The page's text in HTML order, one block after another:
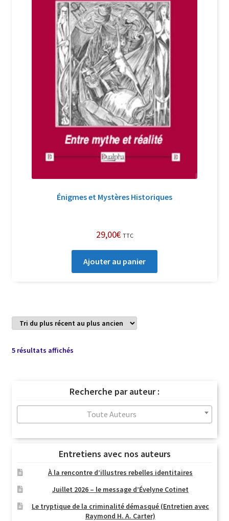
Énigmes et Mystères Historiques
29,00€ TTC
Ajouter au panier
5 résultats affichésTrié
au
plus
ancien
Recherche par auteur :
Toute Auteurs
Entretiens avec nos auteurs
À la rencontre d’illustres rebelles identitaires
Juillet 2026 – le message d’Évelyne Cotinet
Le tryptique de la criminalité démasqué (Entretien avec
Raymond H. A. Carter)